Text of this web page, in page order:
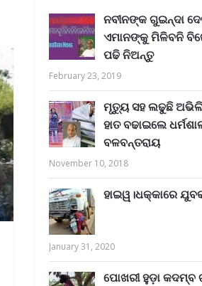
ନବୀନଙ୍କ ଗୁଇନ୍ଦା
ଏମାନଙ୍କୁ ମିଳିବନି
ପଢି ନିଅନ୍ତୁ
February 23, 2019
ମୃତ୍ୟୁ ସହ ଲଢୁଛି
ହାତ ବଢାଇଲେ
ବଳବନ୍ତରାୟ
November 10, 2018
ହାଇୱ।ଧକ୍କାରେ
January 31, 2020
ପୋଖରୀ ହୁଡ଼ା କଦମ୍ବ